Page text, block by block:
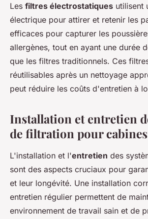
Les filtres électrostatiques utilisent
électrique pour attirer et retenir les
efficaces pour capturer les
allergènes, tout en ayant une durée
que les filtres traditionnels. Ces
réutilisables après un nettoyage
peut réduire les coûts d'entretien à
Installation et entretien
de filtration pour
L'installation et l'entretien des
sont des aspects cruciaux pour
et leur longévité. Une installation
entretien régulier permettent de
environnement de travail sain et de